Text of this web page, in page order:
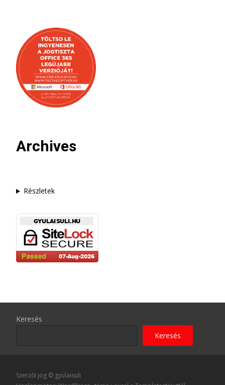
Archives
Részletek
Keresés
Keresés
Szerzői jog © gyulaisuli